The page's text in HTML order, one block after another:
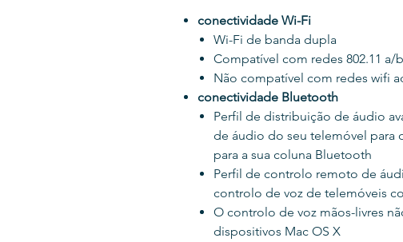
conectividade Wi-Fi
Wi-Fi de banda dupla
Compatível com redes 802.11 a/
Não compatível com redes wifi
conectividade Bluetooth
Perfil de distribuição de áudio
de áudio do seu telemóvel para
para a sua coluna Bluetooth
Perfil de controlo remoto de
controlo de voz de telemóveis
O controlo de voz mãos-livres
dispositivos Mac OS X